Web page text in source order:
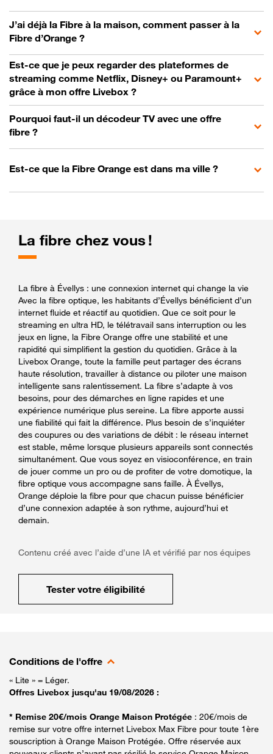
J’ai déjà la Fibre à la maison, comment passer à la
Fibre d’Orange ?
Est-ce que je peux regarder des plateformes de
streaming comme Netflix, Disney+ ou Paramount+
grâce à mon offre Livebox ?
Pourquoi faut-il un décodeur TV avec une offre
fibre ?
Est-ce que la Fibre Orange est dans ma ville ?
La fibre chez vous !
La fibre à Évellys : une connexion internet qui change la vie
Avec la fibre optique, les habitants d’Évellys bénéficient d’un
internet fluide et réactif au quotidien. Que ce soit pour le
streaming en ultra HD, le télétravail sans interruption ou les
jeux en ligne, la Fibre Orange offre une stabilité et une
rapidité qui simplifient la gestion du quotidien. Grâce à la
Livebox Orange, toute la famille peut partager des écrans
haute résolution, travailler à distance ou piloter une maison
intelligente sans ralentissement. La fibre s’adapte à vos
besoins, pour des démarches en ligne rapides et une
expérience numérique plus sereine. La fibre apporte aussi
une fiabilité qui fait la différence. Plus besoin de s’inquiéter
des coupures ou des variations de débit : le réseau internet
est stable, même lorsque plusieurs appareils sont connectés
simultanément. Que vous soyez en visioconférence, en train
de jouer comme un pro ou de profiter de votre domotique, la
fibre optique vous accompagne sans faille. À Évellys,
Orange déploie la fibre pour que chacun puisse bénéficier
d’une connexion adaptée à son rythme, aujourd’hui et
demain.
Contenu créé avec l’aide d’une IA et vérifié par nos équipes
Tester votre éligibilité
Conditions de l'offre
« Lite » = Léger.
Offres Livebox jusqu'au 19/08/2026 :
* Remise 20€/mois Orange Maison Protégée : 20€/mois de
remise sur votre offre internet Livebox Max Fibre pour toute 1ère
souscription à Orange Maison Protégée. Offre réservée aux